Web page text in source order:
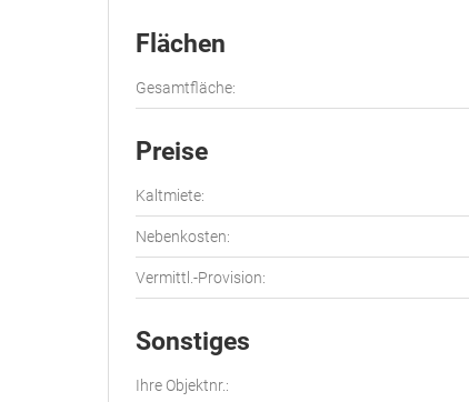
Flächen
Gesamtfläche:
Preise
Kaltmiete:
Nebenkosten:
Vermittl.-Provision:
Sonstiges
Ihre Objektnr.: